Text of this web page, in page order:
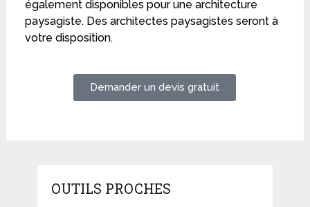
également disponibles pour une architecture
paysagiste. Des architectes paysagistes seront à
votre disposition.
Demander un devis gratuit
OUTILS PROCHES